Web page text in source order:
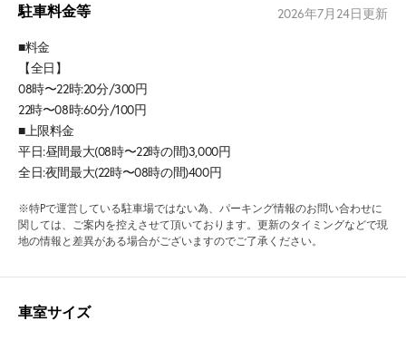
駐車料金等 2026年7月24日更新
■料金
【全日】
08時〜22時:20分/300円
22時〜08時:60分/100円
■上限料金
平日:昼間最大(08時〜22時の間)3,000円
全日:夜間最大(22時〜08時の間)400円
※特Pで運営している駐車場ではない為、パーキング情報のお問い合わせに
関しては、ご案内を控えさせて頂いております。更新のタイミングなどで現
地の情報と差異がある場合がございますのでご了承ください。
車室サイズ